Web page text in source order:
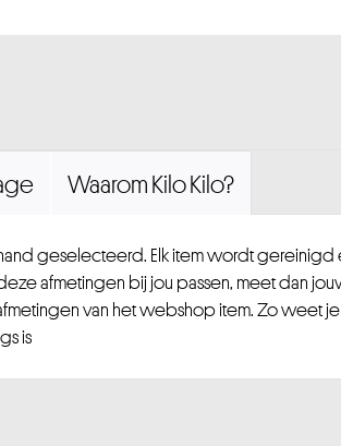
Waarom Kilo Kilo?
geselecteerd. Elk item wordt gereinigd
afmetingen bij jou passen, meet dan
van het webshop item. Zo weet
is